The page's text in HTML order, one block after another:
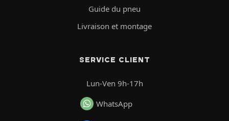
Guide du pneu
Livraison et montage
SERVICE CLIENT
Lun-Ven 9h-17h
WhatsApp